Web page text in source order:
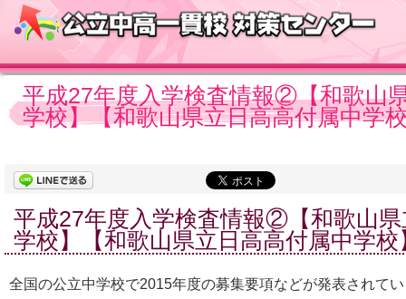
平成27年度入学検査情報②【和歌山
学校】【和歌山県立日高高付属中学
平成27年度入学検査情報②【和歌山
学校】【和歌山県立日高高付属中学校
全国の公立中学校で2015年度の募集要項などが発表されて